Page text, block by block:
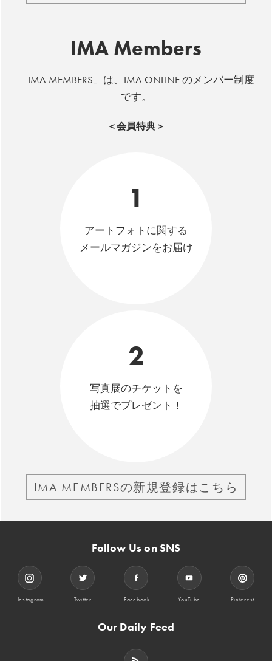
IMA Members
「IMA MEMBERS」は、IMA ONLINE のメンバー制度
です。
＜会員特典＞
1
アートフォトに関する
メールマガジンをお届け
2
写真展のチケットを
抽選でプレゼント！
IMA MEMBERSの新規登録はこちら
Follow Us on SNS
Instagram Twitter Facebook YouTube Pinterest
Our Daily Feed